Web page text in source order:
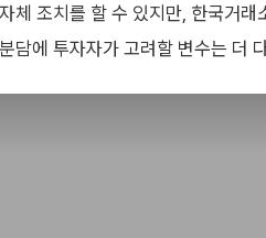
체 조치를 할 수 있지만, 한국거
담에 투자자가 고려할 변수는 더